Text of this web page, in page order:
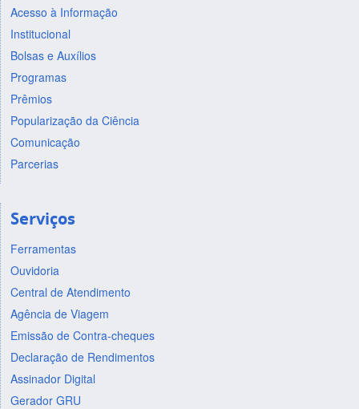
Acesso à Informação
Institucional
Bolsas e Auxílios
Programas
Prêmios
Popularização da Ciência
Comunicação
Parcerias
Serviços
Ferramentas
Ouvidoria
Central de Atendimento
Agência de Viagem
Emissão de Contra-cheques
Declaração de Rendimentos
Assinador Digital
Gerador GRU